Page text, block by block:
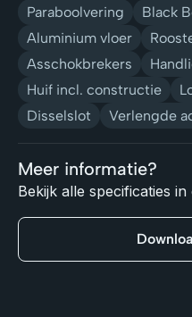
Paraboolvering
Black
Aluminium vloer
Asschokbrekers
Huif incl. constructie
Disselslot
Verlengde
Meer informatie?
Bekijk alle specificaties